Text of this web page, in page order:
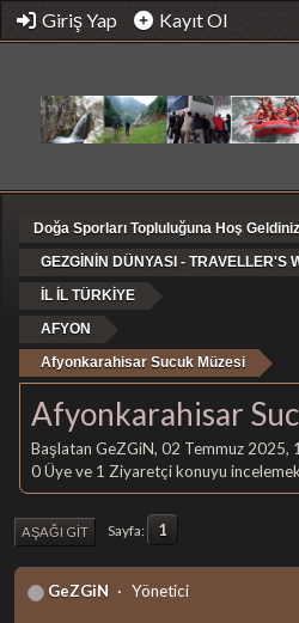
Giriş Yap Kayıt Ol
Doğa Sporları Topluluğuna Hoş Geldiniz
GEZGİNİN DÜNYASI - TRAVELLER'S
İL İL TÜRKİYE
AFYON
Afyonkarahisar Sucuk Müzesi
Afyonkarahisar
Başlatan GeZGiN, 02 Temmuz 2025,
0 Üye ve 1 Ziyaretçi konuyu
AŞAĞI GIT Sayfa 1
GeZGiN Yönetici